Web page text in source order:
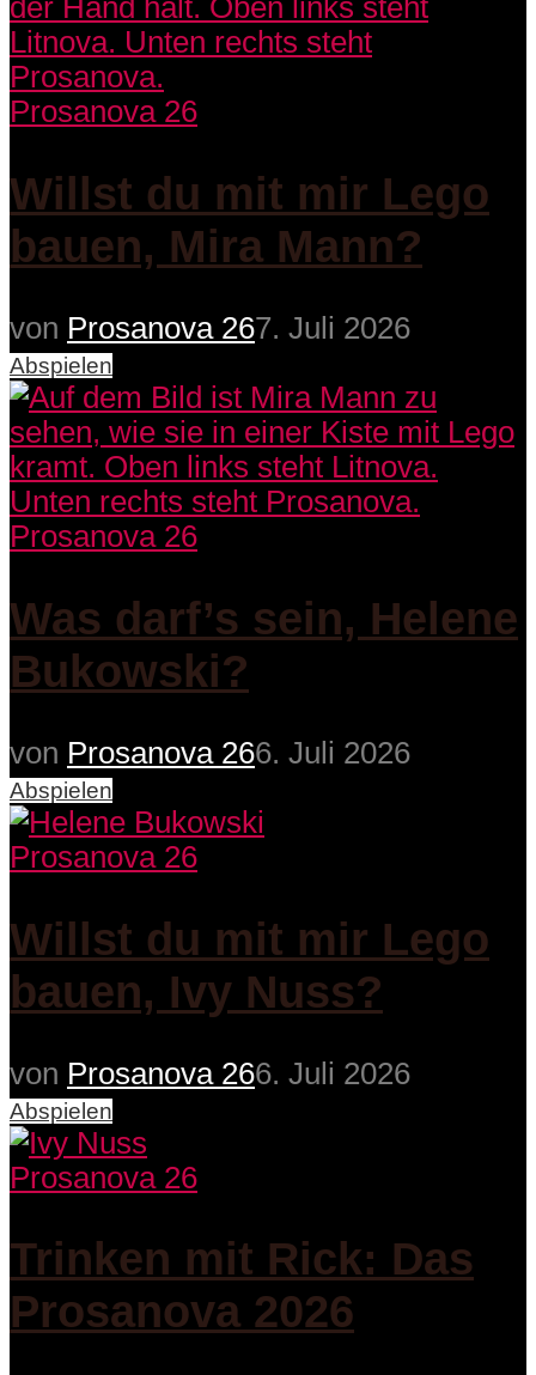
Prosanova 26
Willst du mit mir Lego
bauen, Mira Mann?
von Prosanova 267. Juli 2026
Abspielen
Prosanova 26
Was darf’s sein, Helene
Bukowski?
von Prosanova 266. Juli 2026
Abspielen
Prosanova 26
Willst du mit mir Lego
bauen, Ivy Nuss?
von Prosanova 266. Juli 2026
Abspielen
Prosanova 26
Trinken mit Rick: Das
Prosanova 2026